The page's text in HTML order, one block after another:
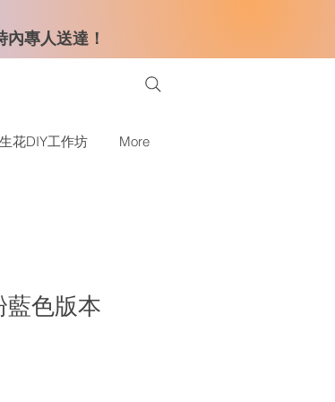
專人送達！
花DIY工作坊 More
藍色版本